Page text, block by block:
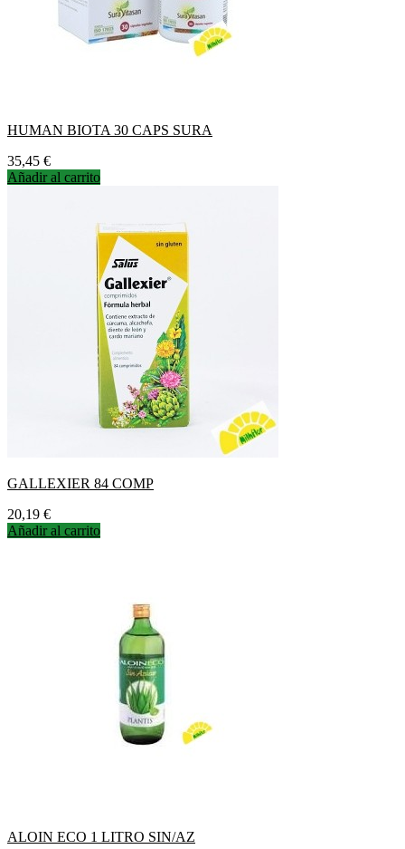
HUMAN BIOTA 30 CAPS SURA
Precio
35,45 €
Añadir al carrito
GALLEXIER 84 COMP
Precio
20,19 €
Añadir al carrito
ALOIN ECO 1 LITRO SIN/AZ